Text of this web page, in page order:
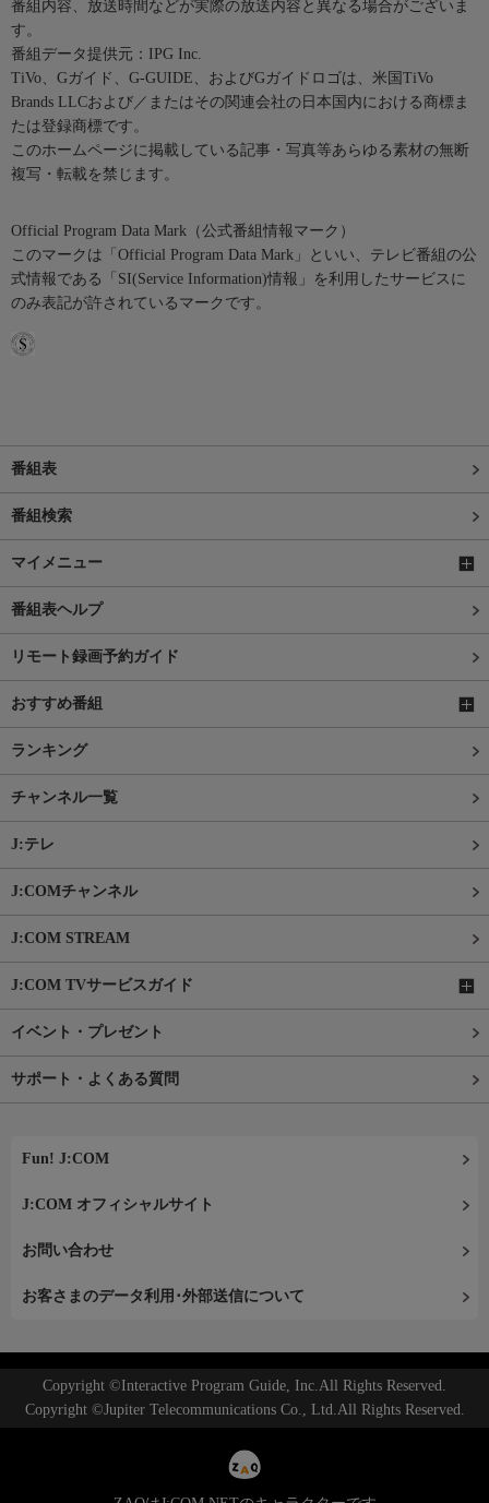
番組内容、放送時間などが実際の放送内容と異なる場合がございま
す。
番組データ提供元：IPG Inc.
TiVo、Gガイド、G-GUIDE、およびGガイドロゴは、米国TiVo
Brands LLCおよび／またはその関連会社の日本国内における商標ま
たは登録商標です。
このホームページに掲載している記事・写真等あらゆる素材の無断
複写・転載を禁じます。
Official Program Data Mark（公式番組情報マーク）
このマークは「Official Program Data Mark」といい、テレビ番組の公
式情報である「SI(Service Information)情報」を利用したサービスに
のみ表記が許されているマークです。
番組表
番組検索
マイメニュー
番組表ヘルプ
リモート録画予約ガイド
おすすめ番組
ランキング
チャンネル一覧
J:テレ
J:COMチャンネル
J:COM STREAM
J:COM TVサービスガイド
イベント・プレゼント
サポート・よくある質問
Fun! J:COM
J:COM オフィシャルサイト
お問い合わせ
お客さまのデータ利用･外部送信について
Copyright ©Interactive Program Guide, Inc.All Rights Reserved.
Copyright ©Jupiter Telecommunications Co., Ltd.All Rights Reserved.